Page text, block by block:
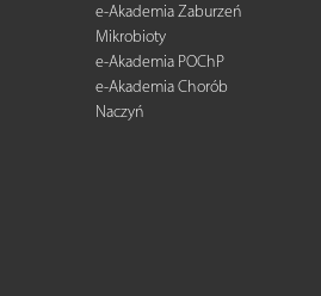
e-Akademia Zaburzeń
Mikrobioty
e-Akademia POChP
e-Akademia Chorób
Naczyń